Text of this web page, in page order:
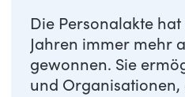
Die Personalakte
Jahren immer mehr
gewonnen. Sie
und